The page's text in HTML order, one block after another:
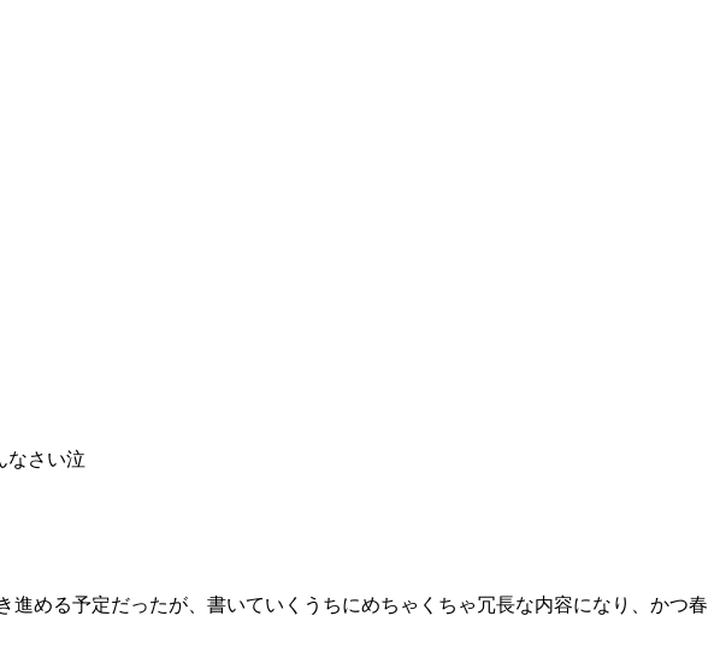
なさい泣
める予定だったが、書いていくうちにめちゃくちゃ冗長な内容になり、かつ春